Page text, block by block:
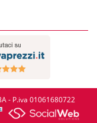
- P.iva 01061680722